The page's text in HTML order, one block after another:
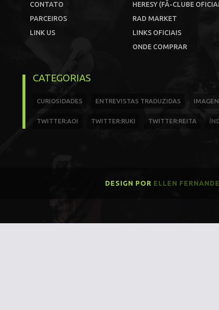
CONTATO
PARCEIROS
LINK US
HERESY (FÃ-CLUBE
RAD MARKET
LINKS OFICIAIS
ONDE COMPRAR
CATEGORIAS
CURIOSIDADES ENTREVISTAS TRADUZIDAS
TWITTER:AOI TWITTER:RUKI TWITTER:REITA
DESIGN POR ELLEN